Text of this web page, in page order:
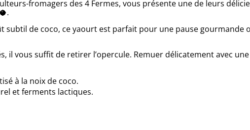
fromagers des 4 Fermes, vous présente une de leurs
subtil de coco, ce yaourt est parfait pour une pause gourmande
il vous suffit de retirer l’opercule. Remuer délicatement avec
à la noix de coco.
etferments lactiques.